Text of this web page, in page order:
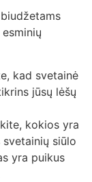
kad svetainė
jūsų lėšų
kokios yra
siūlo
yra puikus